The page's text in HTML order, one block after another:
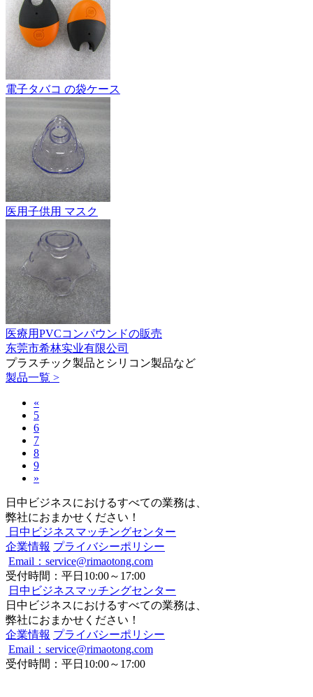
電子タバコ の袋ケース
医用子供用 マスク
医療用PVCコンパウンドの販売
东莞市希林实业有限公司
プラスチック製品とシリコン製品など
製品一覧 >
«
5
6
7
8
9
»
日中ビジネスにおけるすべての業務は、
弊社におまかせください！
日中ビジネスマッチングセンター
企業情報 プライバシーポリシー
Email：service@rimaotong.com
受付時間：平日10:00～17:00
日中ビジネスマッチングセンター
日中ビジネスにおけるすべての業務は、
弊社におまかせください！
企業情報 プライバシーポリシー
Email：service@rimaotong.com
受付時間：平日10:00～17:00